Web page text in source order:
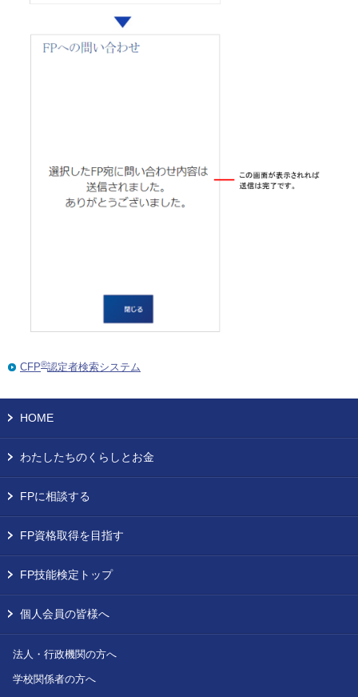
CFP®認定者検索システム
HOME
わたしたちのくらしとお金
FPに相談する
FP資格取得を目指す
FP技能検定トップ
個人会員の皆様へ
法人・行政機関の方へ
学校関係者の方へ